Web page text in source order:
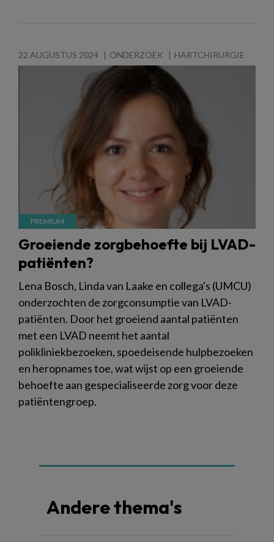
22 AUGUSTUS 2024 ONDERZOEK HARTCHIRURGIE
Groeiende zorgbehoefte bij LVAD-
patiënten?
Lena Bosch, Linda van Laake en collega's (UMCU)
onderzochten de zorgconsumptie van LVAD-
patiënten. Door het groeiend aantal patiënten
met een LVAD neemt het aantal
polikliniekbezoeken, spoedeisende hulpbezoeken
en heropnames toe, wat wijst op een groeiende
behoefte aan gespecialiseerde zorg voor deze
patiëntengroep.
Andere thema's